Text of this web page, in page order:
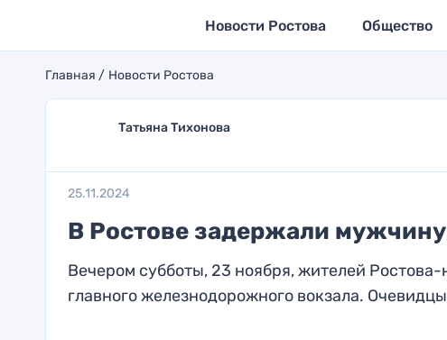
Новости Ростова Общество
Главная Новости Ростова
Татьяна Тихонова
25.11.2024
В Ростове задержали
Вечером субботы, 23 ноября, жителей
главного железнодорожного вокзала.